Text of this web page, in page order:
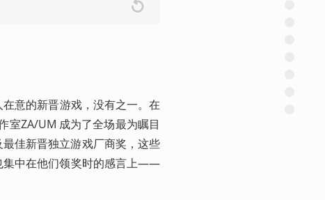
意的新晋游戏，没有之一。在
室ZA/UM 成为了全场最为瞩目
佳新晋独立游戏厂商奖，这些
集中在他们领奖时的感言上——